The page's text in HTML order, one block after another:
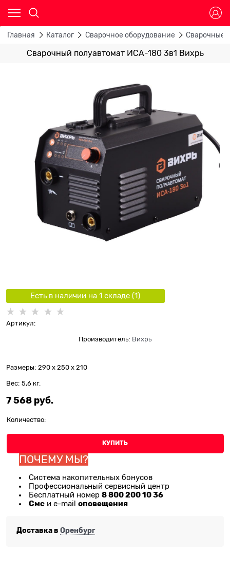
Главная Каталог Сварочное оборудование Сварочные
Сварочный полуавтомат ИСА-180 3в1 Вихрь
Есть в наличии на 1 складe (1)
Артикул:
Производитель: Вихрь
Размеры: 290 x 250 x 210
Вес: 5,6 кг.
7 568 руб.
Количество:
КУПИТЬ
ПОЧЕМУ МЫ?
Система накопительных бонусов
Профессиональный сервисный центр
Бесплатный номер 8 800 200 10 36
Смс и e-mail оповещения
Доставка в Оренбург